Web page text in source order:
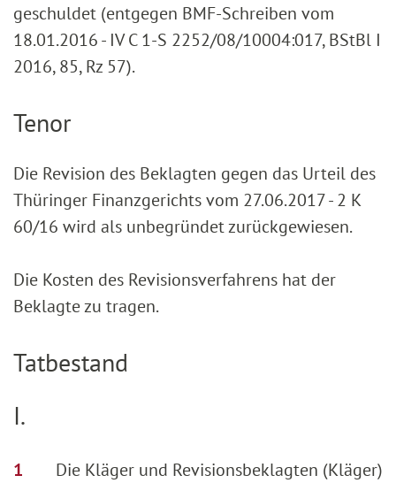
geschuldet (entgegen BMF-Schreiben vom
18.01.2016 - IV C 1-S 2252/08/10004:017, BStBl I
2016, 85, Rz 57).
Tenor
Die Revision des Beklagten gegen das Urteil des
Thüringer Finanzgerichts vom 27.06.2017 - 2 K
60/16 wird als unbegründet zurückgewiesen.
Die Kosten des Revisionsverfahrens hat der
Beklagte zu tragen.
Tatbestand
I.
Die Kläger und Revisionsbeklagten (Kläger)